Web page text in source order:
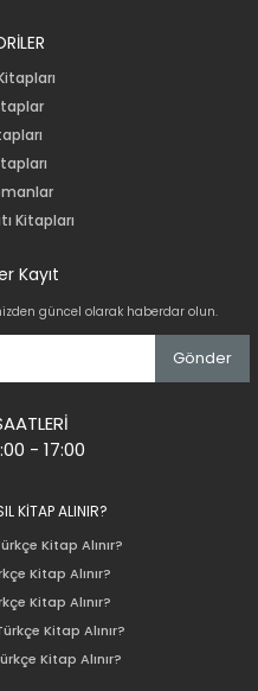
Kitapları
Kayıt
güncel olarak haberdar olun.
Gönder
- 17:00
KİTAP ALINIR?
Kitap Alınır?
Kitap Alınır?
Kitap Alınır?
Kitap Alınır?
Kitap Alınır?